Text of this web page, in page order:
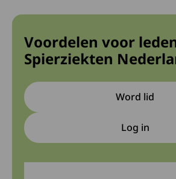
Voordelen voor
Spierziekten
Word lid
Log in
Deze